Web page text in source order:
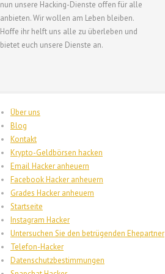
nun unsere Hacking-Dienste offen für alle
anbieten. Wir wollen am Leben bleiben.
Hoffe ihr helft uns alle zu überleben und
bietet euch unsere Dienste an.
Über uns
Blog
Kontakt
Krypto-Geldbörsen hacken
Email Hacker anheuern
Facebook Hacker anheuern
Grades Hacker anheuern
Startseite
Instagram Hacker
Untersuchen Sie den betrügenden Ehepartner
Telefon-Hacker
Datenschutzbestimmungen